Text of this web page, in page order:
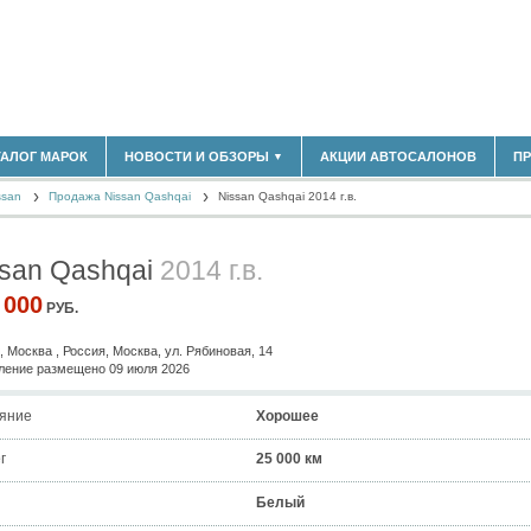
(14298)
МАРОК НОВОСТИ И ОБЗОРЫ ▼
НОВОСТИ РЫНКА
МАТЕРИАЛЫ ПАРТНЕРОВ
АКЦИИ АВТОСАЛОНОВ
Продажа Nissan Qashqai Nissan Qashqai 2014 г.в.
Qashqai 2014 г.в.
РУБ.
Москва , Россия, Москва, ул. Рябиновая, 14
размещено 09 июля 2026
Хорошее
25 000 км
Белый